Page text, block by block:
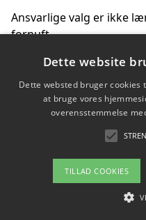
Ansvarlige valg er ikke
fornuft
Sådan kan du handle
faktura
Om / kontakt
Dette website
Dette websted bruger
at bruge vores
overensstemmelse
TILLAD COOKIES